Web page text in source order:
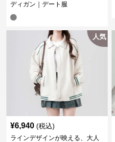
ディガン｜デート服
人気
¥6,940 (税込)
ラインデザインが映える、大人